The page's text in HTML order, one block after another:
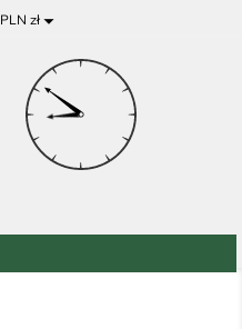
PLN zł